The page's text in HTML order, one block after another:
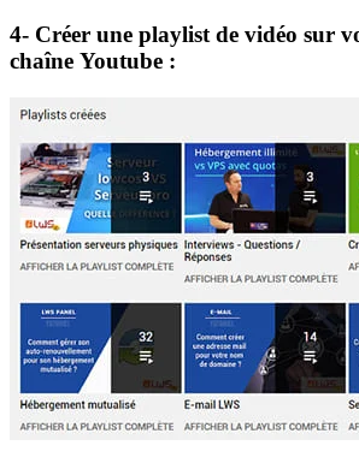
4- Créer une playlist de vidéo sur
chaîne Youtube :